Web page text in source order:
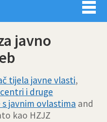
Imamo
javno
tijela javne vlasti,
i druge
javnim ovlastima and
kao HZJZ